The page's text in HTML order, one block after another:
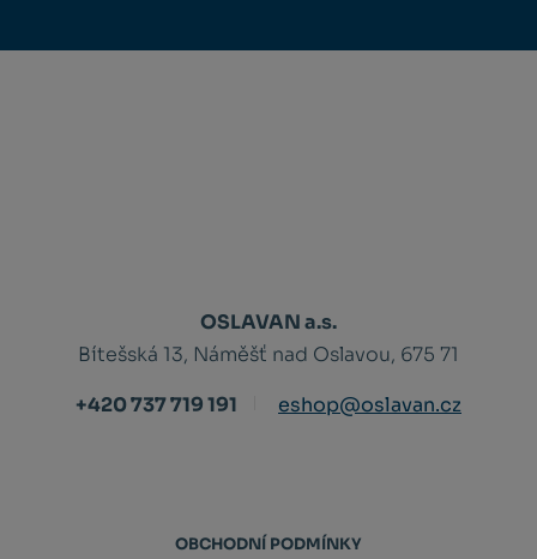
OSLAVAN a.s.
Bítešská 13, Náměšť nad Oslavou, 675 71
+420 737 719 191
eshop@oslavan.cz
OBCHODNÍ PODMÍNKY